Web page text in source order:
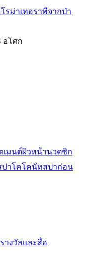
รม่าเทอราพีจากป่า
อโศก
เมนต์ผิวหน้านวดซิก
าโคโคนัทสปาก่อน
รางวัลและสื่อ